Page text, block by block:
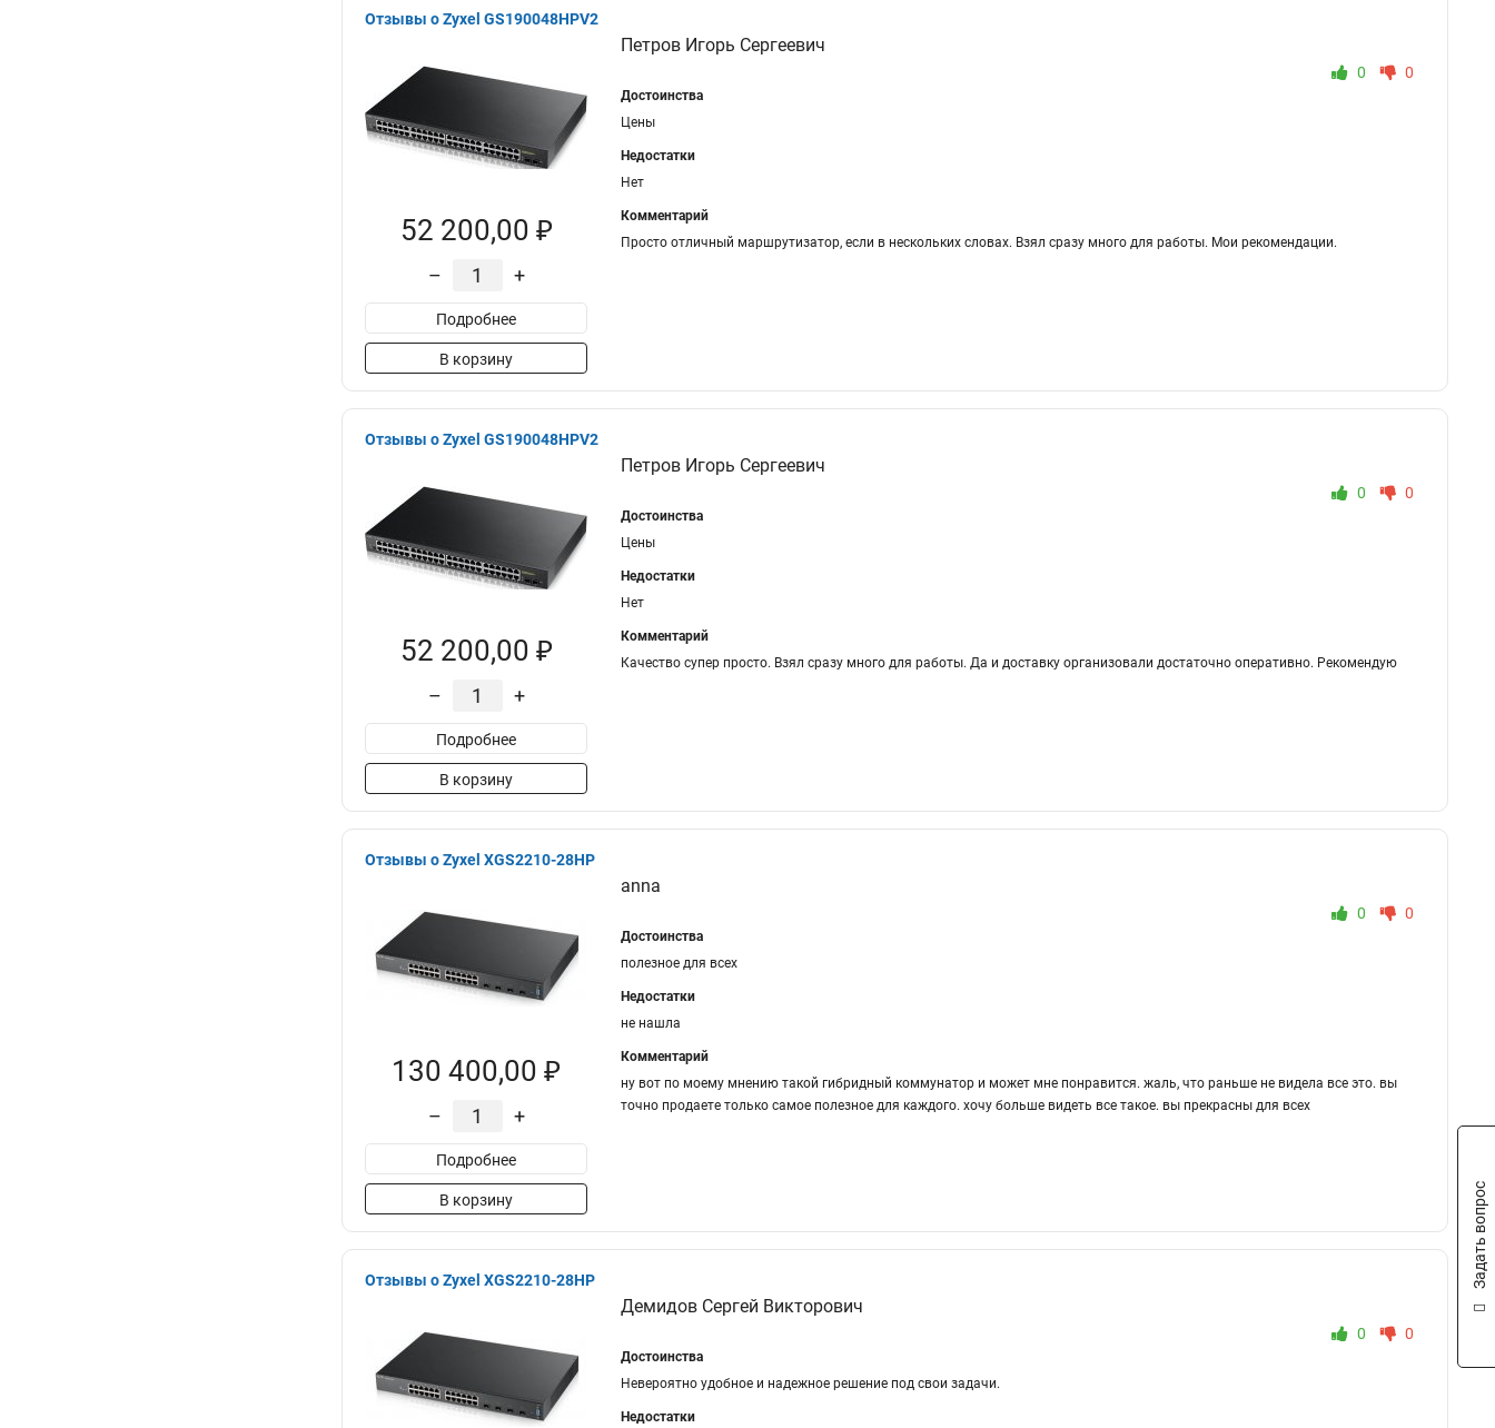
Отзывы о Zyxel GS190048HPV2
52 200,00 ₽
– +
Подробнее
В корзину
Петров Игорь Сергеевич
0 0
Достоинства
Цены
Недостатки
Нет
Комментарий
Просто отличный маршрутизатор, если в нескольких словах. Взял сразу много для работы. Мои рекомендации.
Отзывы о Zyxel GS190048HPV2
52 200,00 ₽
– +
Подробнее
В корзину
Петров Игорь Сергеевич
0 0
Достоинства
Цены
Недостатки
Нет
Комментарий
Качество супер просто. Взял сразу много для работы. Да и доставку организовали достаточно оперативно. Рекомендую
Отзывы о Zyxel XGS2210-28HP
130 400,00 ₽
– +
Подробнее
В корзину
anna
0 0
Достоинства
полезное для всех
Недостатки
не нашла
Комментарий
ну вот по моему мнению такой гибридный коммунатор и может мне понравится. жаль, что раньше не видела все это. вы
точно продаете только самое полезное для каждого. хочу больше видеть все такое. вы прекрасны для всех
Отзывы о Zyxel XGS2210-28HP
Демидов Сергей Викторович
0 0
Достоинства
Невероятно удобное и надежное решение под свои задачи.
Недостатки
Задать вопрос